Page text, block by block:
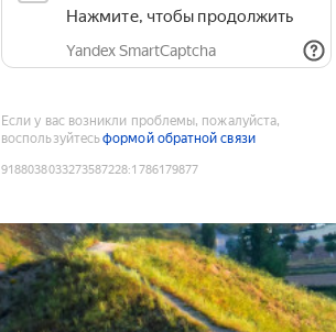
Нажмите, чтобы продолжить
Yandex SmartCaptcha
Если у вас возникли проблемы, пожалуйста,
воспользуйтесьформой обратной связи
9188038033273587228:1786179877